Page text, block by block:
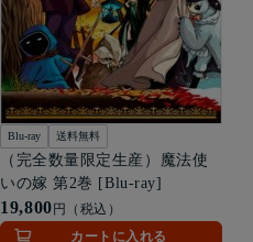
Blu-ray 送料無料
（完全数量限定生産）魔法使
いの嫁 第2巻 [Blu-ray]
19,800 円（税込）
カートに入れる